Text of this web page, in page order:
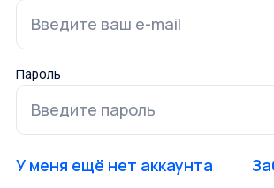
Пароль
У меня ещё нет аккаунта